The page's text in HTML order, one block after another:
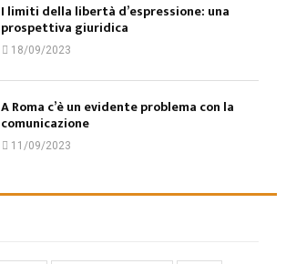
I limiti della libertà d’espressione: una
prospettiva giuridica
18/09/2023
A Roma c’è un evidente problema con la
comunicazione
11/09/2023